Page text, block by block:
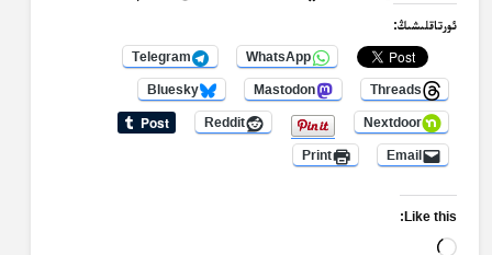
ئورتاقلىشىڭ:
WhatsApp
Telegram
Threads
Mastodon
Bluesky
Nextdoor
Reddit
Email
Print
Like this:
Loading…